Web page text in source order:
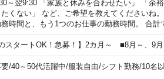
～翌9:30 「家族と休みを合わせたい」 「余
くない」 など、ご希望を教えてくださいね
時間と、もう1つのお仕事の勤務時間。 合計
スタートOK！急募！】2カ月～ ■8月～、9月
/40～50代活躍中/服装自由/シフト勤務/10名